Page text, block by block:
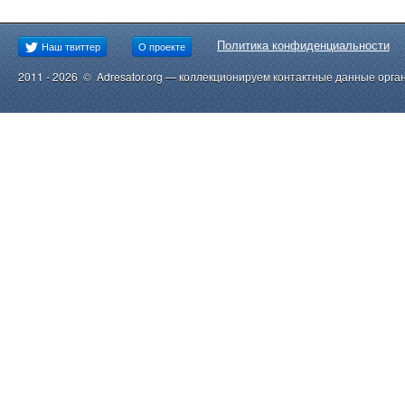
Наш твиттер О проекте Политика конфиденциальности
2011 - 2026 © Adresator.org — коллекционируем контактные данные